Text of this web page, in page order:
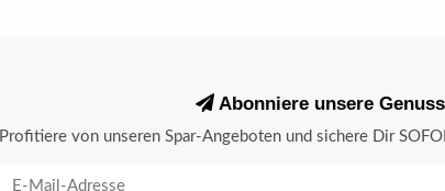
Abonniere unsere
Profitiere von unseren Spar-Angeboten und sichere Dir